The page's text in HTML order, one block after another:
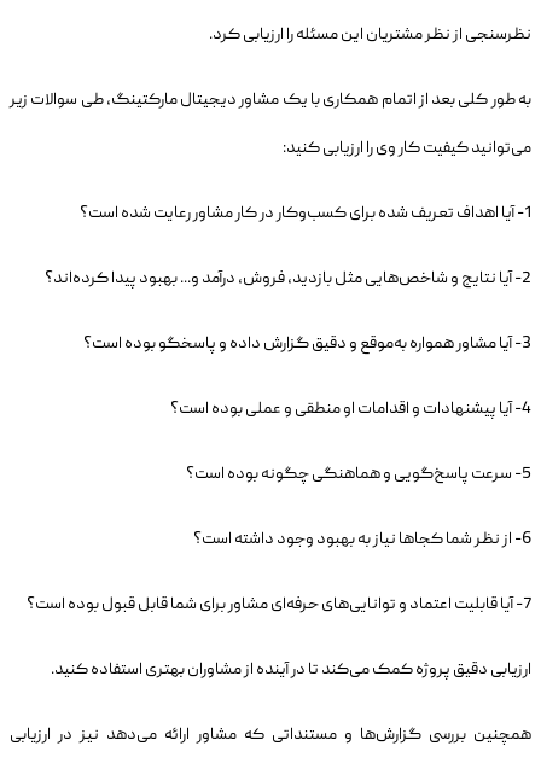
نظرسنجی از نظر مشتریان این مسئله را ارزیابی کرد.
به طور کلی بعد از اتمام همکاری با یک مشاور دیجیتال مارکتینگ، طی سوالات زیر
می‌توانید کیفیت کار وی را ارزیابی کنید:
1- آیا اهداف تعریف شده برای کسب‌وکار در کار مشاور رعایت شده است؟
2- آیا نتایج و شاخص‌هایی مثل بازدید، فروش، درآمد و... بهبود پیدا کرده‌اند؟
3- آیا مشاور همواره به‌موقع و دقیق گزارش داده و پاسخگو بوده است؟
4- آیا پیشنهادات و اقدامات او منطقی و عملی بوده است؟
5- سرعت پاسخ‌گویی و هماهنگی چگونه بوده است؟
6- از نظر شما کجاها نیاز به بهبود وجود داشته است؟
7- آیا قابلیت اعتماد و توانایی‌های حرفه‌ای مشاور برای شما قابل قبول بوده است؟
ارزیابی دقیق پروژه کمک می‌کند تا در آینده از مشاوران بهتری استفاده کنید.
همچنین بررسی گزارش‌ها و مستنداتی که مشاور ارائه می‌دهد نیز در ارزیابی